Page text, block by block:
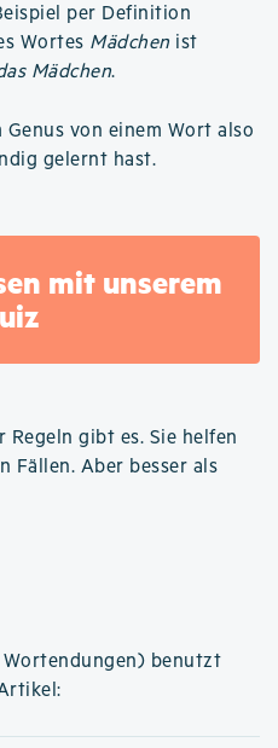
per Definition
Wortes Mädchen ist
Mädchen.
von einem Wort also
gelernt hast.
mit unserem
Regeln gibt es. Sie helfen
Fällen. Aber besser als
Wortendungen) benutzt